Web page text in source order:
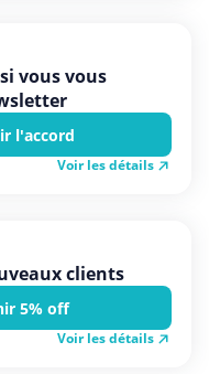
vous vous
l'accord
Voir les détails
clients
5% off
Voir les détails